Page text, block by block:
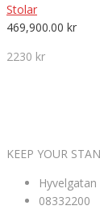
Stolar
469,900.00 kr
2230 kr
KEEP YOUR
08332200